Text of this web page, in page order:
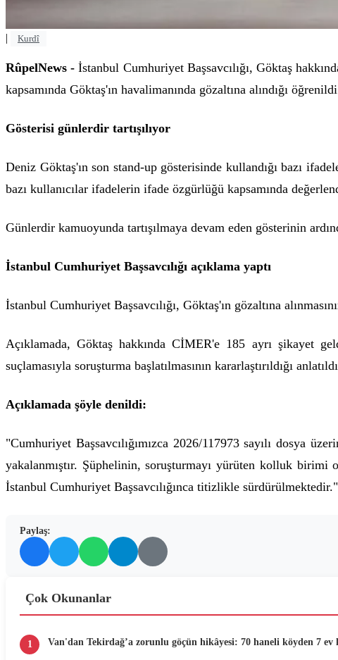
| Kurdî
RûpelNews - İstanbul Cumhuriyet Başsavcılığı, Göktaş
kapsamında Göktaş'ın havalimanında gözaltına alındığı
Gösterisi günlerdir tartışılıyor
Deniz Göktaş'ın son stand-up gösterisinde kullandığı bazı
bazı kullanıcılar ifadelerin ifade özgürlüğü kapsamında
Günlerdir kamuoyunda tartışılmaya devam eden gösterinin
İstanbul Cumhuriyet Başsavcılığı açıklama yaptı
İstanbul Cumhuriyet Başsavcılığı, Göktaş'ın gözaltına
Açıklamada, Göktaş hakkında CİMER'e 185 ayrı şikayet
suçlamasıyla soruşturma başlatılmasının kararlaştırıldığı
Açıklamada şöyle denildi:
"Cumhuriyet Başsavcılığımızca 2026/117973 sayılı dosya
yakalanmıştır. Şüphelinin, soruşturmayı yürüten kolluk
İstanbul Cumhuriyet Başsavcılığınca titizlikle sürdürülmektedir."
Paylaş:
Çok Okunanlar
1 Van'dan Tekirdağ’a zorunlu göçün hikâyesi: 70 haneli köyden 7 ev